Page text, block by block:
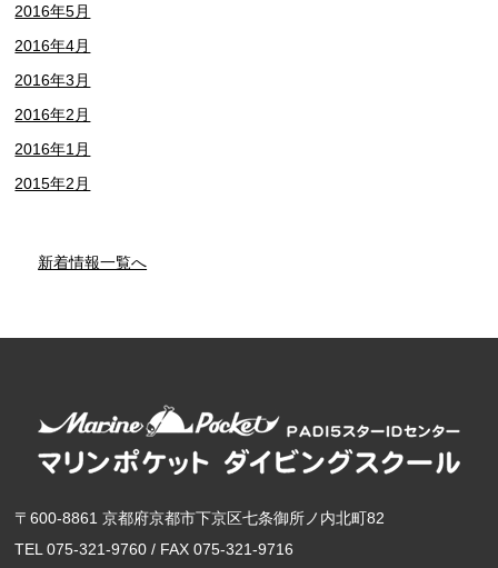
2016年5月
2016年4月
2016年3月
2016年2月
2016年1月
2015年2月
新着情報一覧へ
〒600-8861 京都府京都市下京区七条御所ノ内北町82
TEL 075-321-9760 / FAX 075-321-9716